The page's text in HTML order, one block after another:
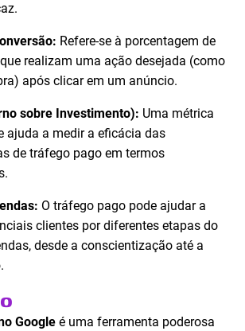
Refere-se à porcentagem de
realizam uma ação desejada (como
após clicar em um anúncio.
sobre Investimento): Uma métrica
ajuda a medir a eficácia das
de tráfego pago em termos
O tráfego pago pode ajudar a
clientes por diferentes etapas do
desde a conscientização até a
Google é uma ferramenta poderosa